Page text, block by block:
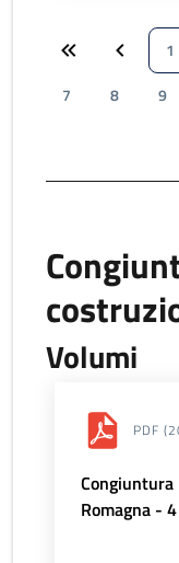
1
7
8 9
Volumi
PDF
Romagna -